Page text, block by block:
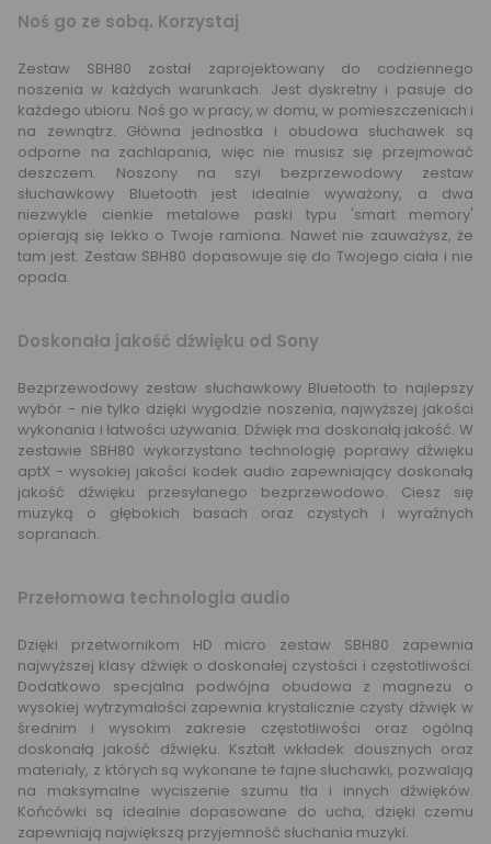
Noś go ze sobą. Korzystaj
Zestaw SBH80 został zaprojektowany do codziennego
noszenia w każdych warunkach. Jest dyskretny i pasuje do
każdego ubioru. Noś go w pracy, w domu, w pomieszczeniach i
na zewnątrz. Główna jednostka i obudowa słuchawek są
odporne na zachlapania, więc nie musisz się przejmować
deszczem. Noszony na szyi bezprzewodowy zestaw
słuchawkowy Bluetooth jest idealnie wyważony, a dwa
niezwykle cienkie metalowe paski typu 'smart memory'
opierają się lekko o Twoje ramiona. Nawet nie zauważysz, że
tam jest. Zestaw SBH80 dopasowuje się do Twojego ciała i nie
opada.
Doskonała jakość dźwięku od Sony
Bezprzewodowy zestaw słuchawkowy Bluetooth to najlepszy
wybór - nie tylko dzięki wygodzie noszenia, najwyższej jakości
wykonania i łatwości używania. Dźwięk ma doskonałą jakość. W
zestawie SBH80 wykorzystano technologię poprawy dźwięku
aptX - wysokiej jakości kodek audio zapewniający doskonałą
jakość dźwięku przesyłanego bezprzewodowo. Ciesz się
muzyką o głębokich basach oraz czystych i wyraźnych
sopranach.
Przełomowa technologia audio
Dzięki przetwornikom HD micro zestaw SBH80 zapewnia
najwyższej klasy dźwięk o doskonałej czystości i częstotliwości.
Dodatkowo specjalna podwójna obudowa z magnezu o
wysokiej wytrzymałości zapewnia krystalicznie czysty dźwięk w
średnim i wysokim zakresie częstotliwości oraz ogólną
doskonałą jakość dźwięku. Kształt wkładek dousznych oraz
materiały, z których są wykonane te fajne słuchawki, pozwalają
na maksymalne wyciszenie szumu tła i innych dźwięków.
Końcówki są idealnie dopasowane do ucha, dzięki czemu
zapewniają największą przyjemność słuchania muzyki.